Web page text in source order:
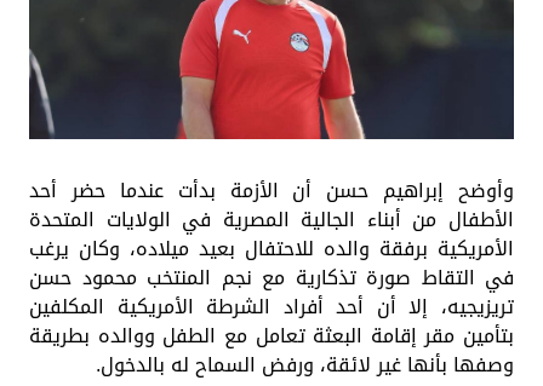
وأوضح إبراهيم حسن أن الأزمة بدأت عندما حضر أحد
الأطفال من أبناء الجالية المصرية في الولايات المتحدة
الأمريكية برفقة والده للاحتفال بعيد ميلاده، وكان يرغب
في التقاط صورة تذكارية مع نجم المنتخب محمود حسن
تريزيجيه، إلا أن أحد أفراد الشرطة الأمريكية المكلفين
بتأمين مقر إقامة البعثة تعامل مع الطفل ووالده بطريقة
وصفها بأنها غير لائقة، ورفض السماح له بالدخول.